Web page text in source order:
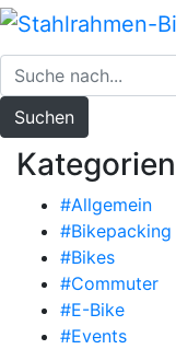
Zum
Inhalt
springen
Suchen
Kategorien
#Allgemein
#Bikepacking
#Bikes
#Commuter
#E-Bike
#Events